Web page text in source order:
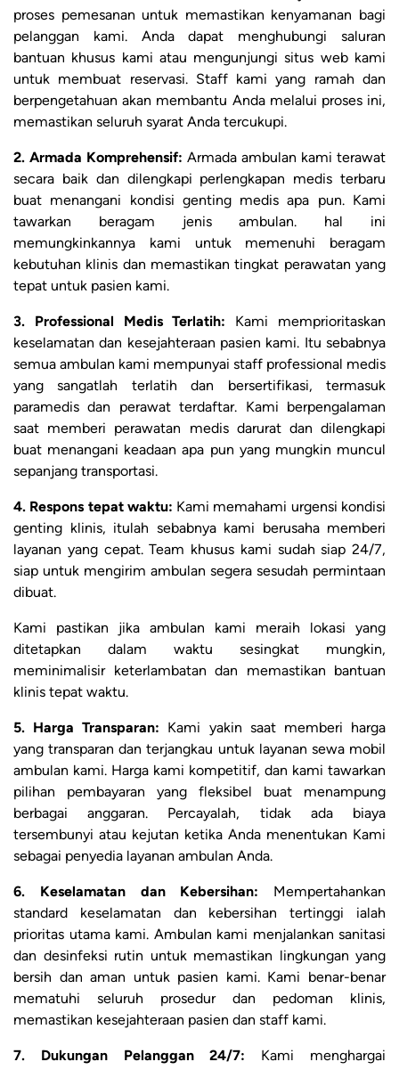
proses pemesanan untuk memastikan kenyamanan bagi
pelanggan kami. Anda dapat menghubungi saluran
bantuan khusus kami atau mengunjungi situs web kami
untuk membuat reservasi. Staff kami yang ramah dan
berpengetahuan akan membantu Anda melalui proses ini,
memastikan seluruh syarat Anda tercukupi.
2. Armada Komprehensif: Armada ambulan kami terawat
secara baik dan dilengkapi perlengkapan medis terbaru
buat menangani kondisi genting medis apa pun. Kami
tawarkan beragam jenis ambulan. hal ini
memungkinkannya kami untuk memenuhi beragam
kebutuhan klinis dan memastikan tingkat perawatan yang
tepat untuk pasien kami.
3. Professional Medis Terlatih: Kami memprioritaskan
keselamatan dan kesejahteraan pasien kami. Itu sebabnya
semua ambulan kami mempunyai staff professional medis
yang sangatlah terlatih dan bersertifikasi, termasuk
paramedis dan perawat terdaftar. Kami berpengalaman
saat memberi perawatan medis darurat dan dilengkapi
buat menangani keadaan apa pun yang mungkin muncul
sepanjang transportasi.
4. Respons tepat waktu: Kami memahami urgensi kondisi
genting klinis, itulah sebabnya kami berusaha memberi
layanan yang cepat. Team khusus kami sudah siap 24/7,
siap untuk mengirim ambulan segera sesudah permintaan
dibuat.
Kami pastikan jika ambulan kami meraih lokasi yang
ditetapkan dalam waktu sesingkat mungkin,
meminimalisir keterlambatan dan memastikan bantuan
klinis tepat waktu.
5. Harga Transparan: Kami yakin saat memberi harga
yang transparan dan terjangkau untuk layanan sewa mobil
ambulan kami. Harga kami kompetitif, dan kami tawarkan
pilihan pembayaran yang fleksibel buat menampung
berbagai anggaran. Percayalah, tidak ada biaya
tersembunyi atau kejutan ketika Anda menentukan Kami
sebagai penyedia layanan ambulan Anda.
6. Keselamatan dan Kebersihan: Mempertahankan
standard keselamatan dan kebersihan tertinggi ialah
prioritas utama kami. Ambulan kami menjalankan sanitasi
dan desinfeksi rutin untuk memastikan lingkungan yang
bersih dan aman untuk pasien kami. Kami benar-benar
mematuhi seluruh prosedur dan pedoman klinis,
memastikan kesejahteraan pasien dan staff kami.
7. Dukungan Pelanggan 24/7: Kami menghargai